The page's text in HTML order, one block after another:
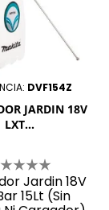
DVF154Z
JARDIN 18V
LXT...
Jardin 18V
15Lt (Sin